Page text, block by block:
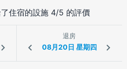
住宿的設施 4/5 的評價
退房